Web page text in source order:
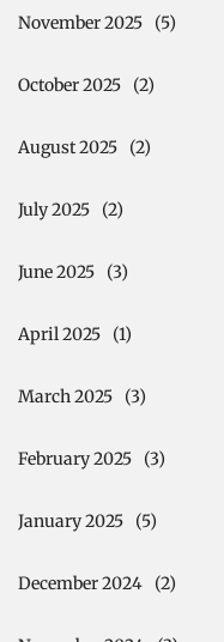
November 2025 (5)
October 2025 (2)
August 2025 (2)
July 2025 (2)
June 2025 (3)
April 2025 (1)
March 2025 (3)
February 2025 (3)
January 2025 (5)
December 2024 (2)